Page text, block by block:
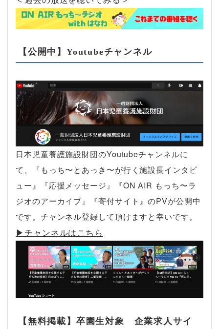
【公開中】Youtubeチャンネル
日本児童養護施設財団のYoutubeチャンネルに
て、『もっち〜とあっき〜が行く施設長インタビ
ュー』『応援メッセージ』『ON AIR もっち〜ラ
ジオのアーカイブ』『寄付サイト』のPVが公開中
です。チャンネル登録して頂けますと幸いです。
▶︎チャンネルはこちら
【無料掲載】卒園生対象 企業求人サイ